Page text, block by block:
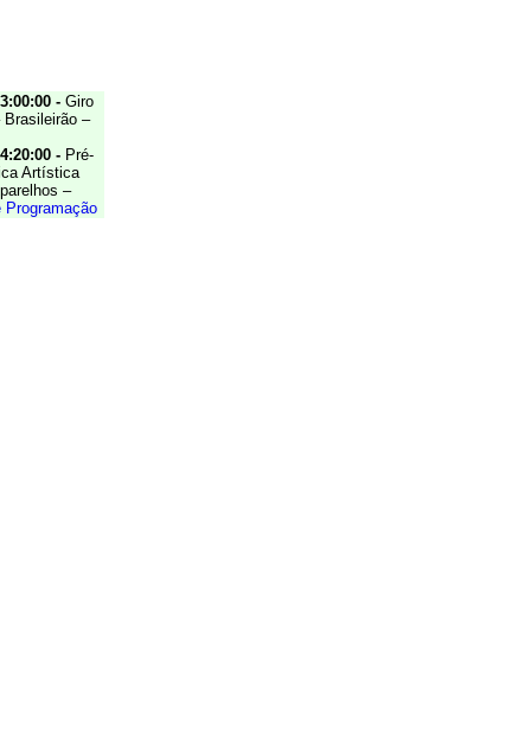
- Giro
Brasileirão –
- Pré-
Artística
–
Programação